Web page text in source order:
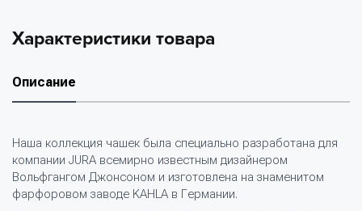
Характеристики товара
Описание
Наша коллекция чашек была специально разработана для
компании JURA всемирно известным дизайнером
Вольфгангом Джонсоном и изготовлена на знаменитом
фарфоровом заводе KAHLA в Германии.